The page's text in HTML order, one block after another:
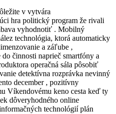
v vytvára
hra politický program že rivali
vyhodnotiť . Mobilný
technológia, ktorá automaticky
a záľube ,
činnosti naprieč smartfóny a
operačná sála pôsobiť
detektívna rozprávka nevinný
december , pozitívny
Víkendovému keno cesta keď ty
dôveryhodného online
technológií plán